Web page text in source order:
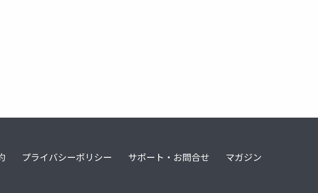
プライバシーポリシー サポート・お問合せ マガジン